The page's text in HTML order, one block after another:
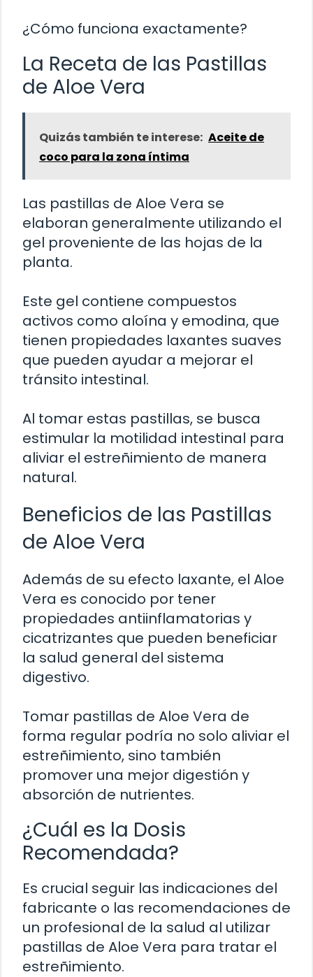
¿Cómo funciona exactamente?
La Receta de las Pastillas
de Aloe Vera
Quizás también te interese: Aceite de
coco para la zona íntima
Las pastillas de Aloe Vera se
elaboran generalmente utilizando el
gel proveniente de las hojas de la
planta.
Este gel contiene compuestos
activos como aloína y emodina, que
tienen propiedades laxantes suaves
que pueden ayudar a mejorar el
tránsito intestinal.
Al tomar estas pastillas, se busca
estimular la motilidad intestinal para
aliviar el estreñimiento de manera
natural.
Beneficios de las Pastillas
de Aloe Vera
Además de su efecto laxante, el Aloe
Vera es conocido por tener
propiedades antiinflamatorias y
cicatrizantes que pueden beneficiar
la salud general del sistema
digestivo.
Tomar pastillas de Aloe Vera de
forma regular podría no solo aliviar el
estreñimiento, sino también
promover una mejor digestión y
absorción de nutrientes.
¿Cuál es la Dosis
Recomendada?
Es crucial seguir las indicaciones del
fabricante o las recomendaciones de
un profesional de la salud al utilizar
pastillas de Aloe Vera para tratar el
estreñimiento.